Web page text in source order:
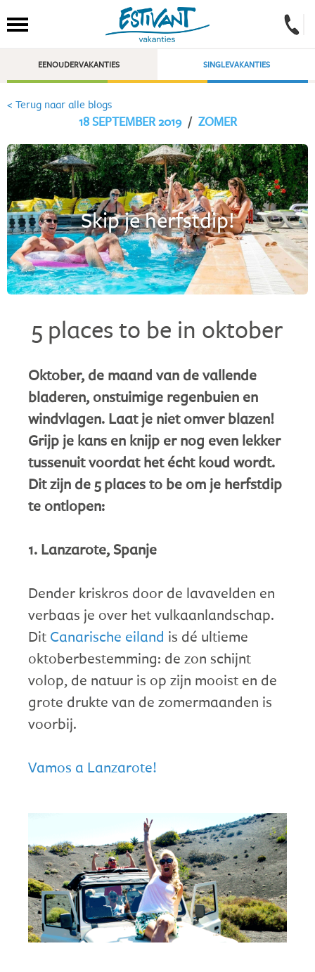
EENOUDERVAKANTIES SINGLEVAKANTIES
< Terug naar alle blogs
18 SEPTEMBER 2019 / ZOMER
Skip je herfstdip!
5 places to be in oktober
Oktober, de maand van de vallende
bladeren, onstuimige regenbuien en
windvlagen. Laat je niet omver blazen!
Grijp je kans en knijp er nog even lekker
tussenuit voordat het écht koud wordt.
Dit zijn de 5 places to be om je herfstdip
te ontlopen:
1. Lanzarote, Spanje
Dender kriskros door de lavavelden en
verbaas je over het vulkaanlandschap.
Dit Canarische eiland is dé ultieme
oktoberbestemming: de zon schijnt
volop, de natuur is op zijn mooist en de
grote drukte van de zomermaanden is
voorbij.
Vamos a Lanzarote!